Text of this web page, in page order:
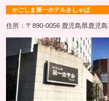
かごしま第一ホテルきしゃば
住所：〒890-0056 鹿児島県鹿児